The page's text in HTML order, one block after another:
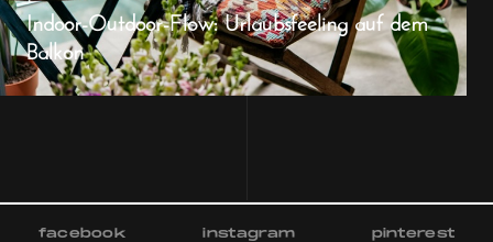
Indoor-Outdoor-Flow: Urlaubsfeeling auf dem
Balkon
facebook instagram pinterest